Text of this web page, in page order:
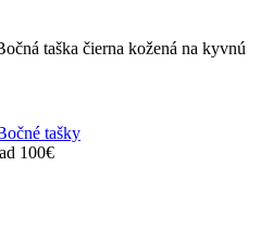
taška čierna kožená na kyvnú
tašky
100€